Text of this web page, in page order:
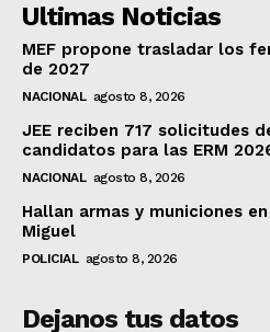
Ultimas Noticias
MEF propone trasladar los
de 2027
NACIONAL agosto 8, 2026
JEE reciben 717 solicitudes
candidatos para las ERM
NACIONAL agosto 8, 2026
Hallan armas y municiones
Miguel
POLICIAL agosto 8, 2026
Dejanos tus datos